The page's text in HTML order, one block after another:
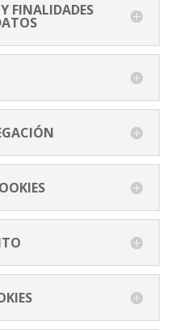
FINALIDADES